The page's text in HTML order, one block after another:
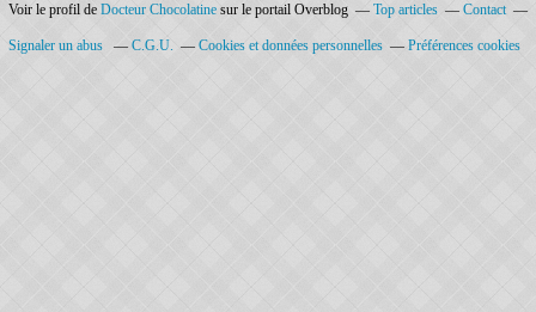
Voir le profil de Docteur Chocolatine sur le portail Overblog Top articles Contact
Signaler un abus C.G.U. Cookies et données personnelles Préférences cookies